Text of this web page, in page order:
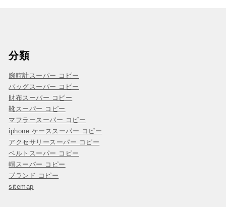
分類
腕時計スーパー コピー
バッグスーパー コピー
財布スーパー コピー
靴スーパー コピー
マフラースーパー コピー
iphone ケーススーパー コピー
アクセサリースーパー コピー
ベルトスーパー コピー
帽スーパー コピー
ブランド コピー
sitemap